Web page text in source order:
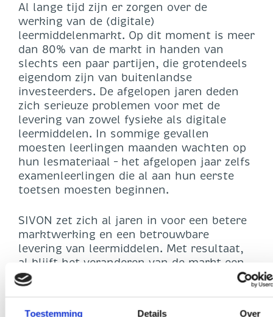
Toestemming Details Over
Al lange tijd zijn er zorgen over de
werking van de (digitale)
leermiddelenmarkt. Op dit moment is meer
dan 80% van de markt in handen van
slechts een paar partijen, die grotendeels
eigendom zijn van buitenlandse
investeerders. De afgelopen jaren deden
zich serieuze problemen voor met de
levering van zowel fysieke als digitale
leermiddelen. In sommige gevallen
moesten leerlingen maanden wachten op
hun lesmateriaal – het afgelopen jaar zelfs
examenleerlingen die al aan hun eerste
toetsen moesten beginnen.
SIVON zet zich al jaren in voor een betere
marktwerking en een betrouwbare
levering van leermiddelen. Met resultaat,
al blijft het veranderen van de markt een
complexe opgave. Daarom trekt SIVON ook
al jaren aan de bel om aandacht te vragen